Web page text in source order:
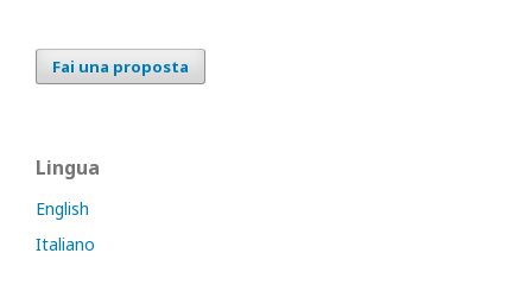
Fai una proposta
Lingua
English
Italiano